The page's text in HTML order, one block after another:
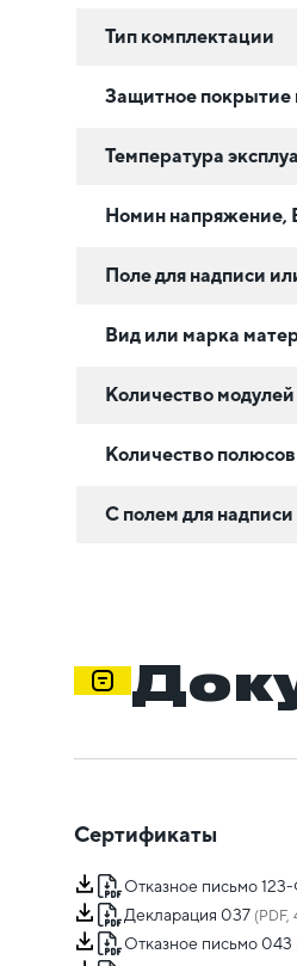
Тип комплектации
Защитное покрытие
Температура
Номин напряжение,
Поле для надписи
Вид или марка
Количество
Количество полюсов
С полем для надписи
Сертификаты
Отказное письмо
Декларация 037 (PDF,
Отказное письмо 043